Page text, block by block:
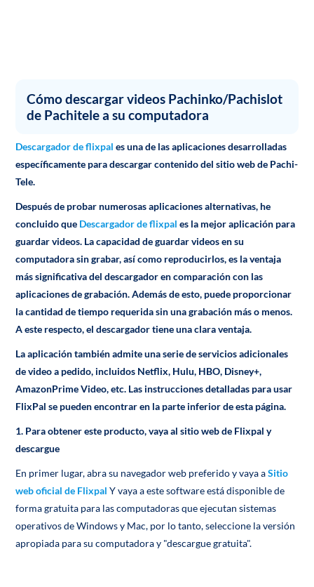
Cómo descargar videos Pachinko/Pachislot
de Pachitele a su computadora
Descargador de flixpales una de las aplicaciones desarrolladas
específicamente para descargar contenido del sitio web de Pachi-
Tele.
Después de probar numerosas aplicaciones alternativas, he
concluido que Descargador de flixpales la mejor aplicación para
guardar videos. La capacidad de guardar videos en su
computadora sin grabar, así como reproducirlos, es la ventaja
más significativa del descargador en comparación con las
aplicaciones de grabación. Además de esto, puede proporcionar
la cantidad de tiempo requerida sin una grabación más o menos.
A este respecto, el descargador tiene una clara ventaja.
La aplicación también admite una serie de servicios adicionales
de video a pedido, incluidos Netflix, Hulu, HBO, Disney+,
AmazonPrime Video, etc. Las instrucciones detalladas para usar
FlixPal se pueden encontrar en la parte inferior de esta página.
1. Para obtener este producto, vaya al sitio web de Flixpal y
descargue
En primer lugar, abra su navegador web preferido y vaya aSitio
web oficial de FlixpalY vaya a este software está disponible de
forma gratuita para las computadoras que ejecutan sistemas
operativos de Windows y Mac, por lo tanto, seleccione la versión
apropiada para su computadora y "descargue gratuita".